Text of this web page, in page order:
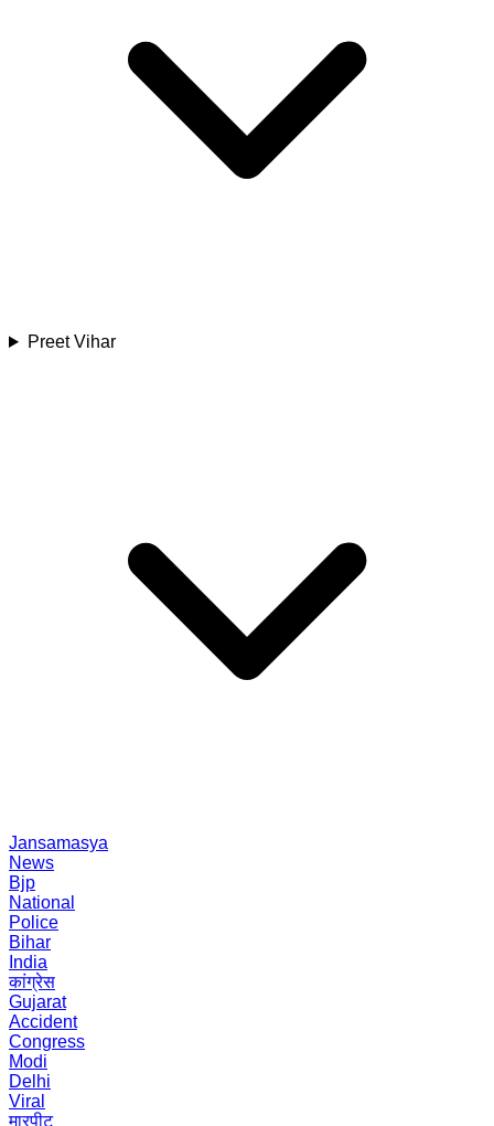
Preet Vihar
Jansamasya
News
Bjp
National
Police
Bihar
India
कांग्रेस
Gujarat
Accident
Congress
Modi
Delhi
Viral
मारपीट